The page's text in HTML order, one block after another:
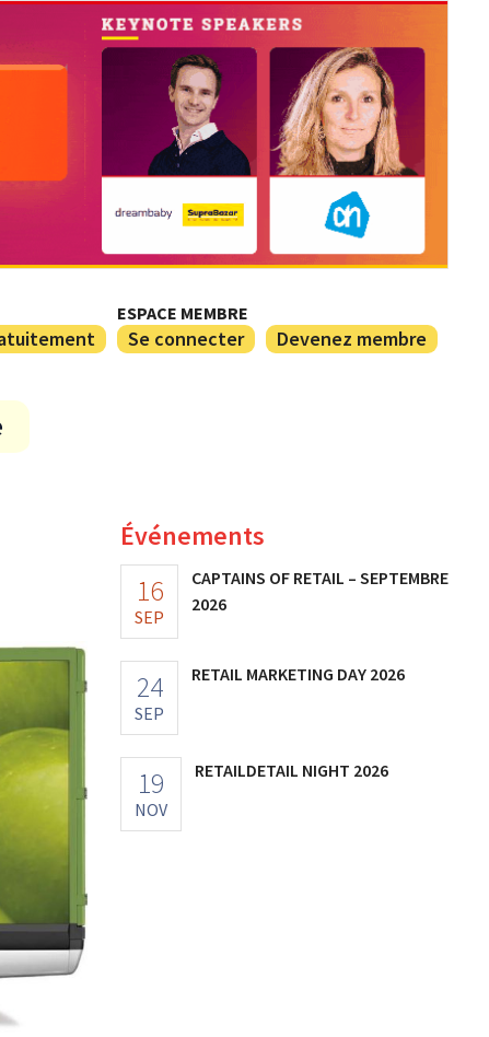
ESPACE MEMBRE
Se connecter Devenez membre
Événements
16
SEP
CAPTAINS OF RETAIL – SEPTEMBRE
2026
24
SEP
RETAIL MARKETING DAY 2026
19
NOV
RETAILDETAIL NIGHT 2026